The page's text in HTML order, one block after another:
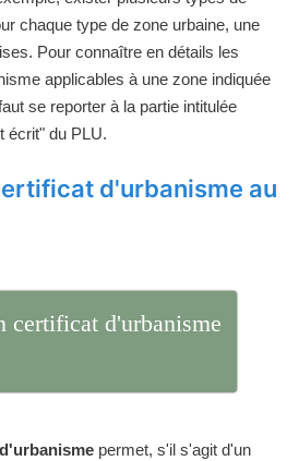
chaque type de zone urbaine, une
Pour connaître en détails les
applicables à une zone indiquée
se reporter à la partie intitulée
écrit" du PLU.
d'urbanisme au
certificat d'urbanisme
permet, s'il s'agit d'un